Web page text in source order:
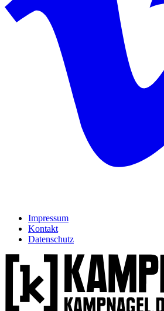
Impressum
Kontakt
Datenschutz